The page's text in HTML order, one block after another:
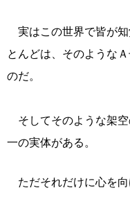
実はこの世界で皆が知
とんどは、そのような
のだ。
そしてそのような架空
一の実体がある。
ただそれだけに心を向